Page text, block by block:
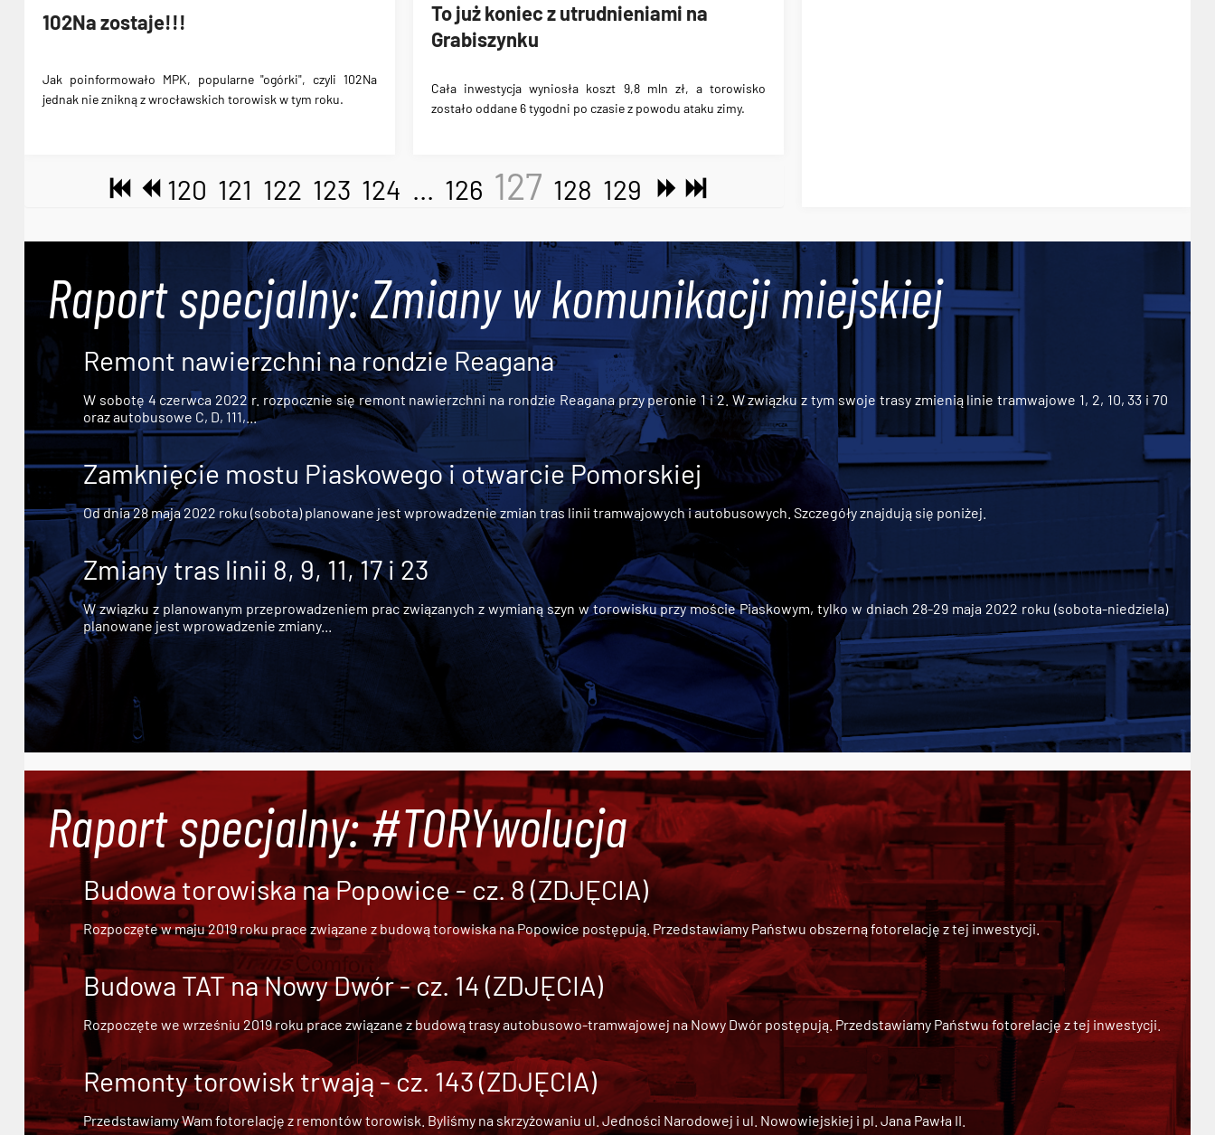
102Na zostaje!!!
Jak poinformowało MPK, popularne "ogórki", czyli 102Na
jednak nie znikną z wrocławskich torowisk w tym roku.
To już koniec z utrudnieniami na
Grabiszynku
Cała inwestycja wyniosła koszt 9,8 mln zł, a torowisko
zostało oddane 6 tygodni po czasie z powodu ataku zimy.
120 121 122 123 124 ... 126 127 128 129
Raport specjalny: Zmiany w komunikacji miejskiej
Remont nawierzchni na rondzie Reagana
W sobotę 4 czerwca 2022 r. rozpocznie się remont nawierzchni na rondzie Reagana przy peronie 1 i 2. W związku z tym swoje trasy zmienią linie tramwajowe 1, 2, 10, 33 i 70
oraz autobusowe C, D, 111,...
Zamknięcie mostu Piaskowego i otwarcie Pomorskiej
Od dnia 28 maja 2022 roku (sobota) planowane jest wprowadzenie zmian tras linii tramwajowych i autobusowych. Szczegóły znajdują się poniżej.
Zmiany tras linii 8, 9, 11, 17 i 23
W związku z planowanym przeprowadzeniem prac związanych z wymianą szyn w torowisku przy moście Piaskowym, tylko w dniach 28-29 maja 2022 roku (sobota-niedziela)
planowane jest wprowadzenie zmiany...
Raport specjalny: #TORYwolucja
Budowa torowiska na Popowice - cz. 8 (ZDJĘCIA)
Rozpoczęte w maju 2019 roku prace związane z budową torowiska na Popowice postępują. Przedstawiamy Państwu obszerną fotorelację z tej inwestycji.
Budowa TAT na Nowy Dwór - cz. 14 (ZDJĘCIA)
Rozpoczęte we wrześniu 2019 roku prace związane zbudową trasy autobusowo-tramwajowej na Nowy Dwórpostępują. Przedstawiamy Państwu fotorelację z tej inwestycji.
Remonty torowisk trwają - cz. 143 (ZDJĘCIA)
Przedstawiamy Wam fotorelację z remontów torowisk. Byliśmy na skrzyżowaniu ul. Jedności Narodowej i ul. Nowowiejskiej i pl. Jana Pawła II.